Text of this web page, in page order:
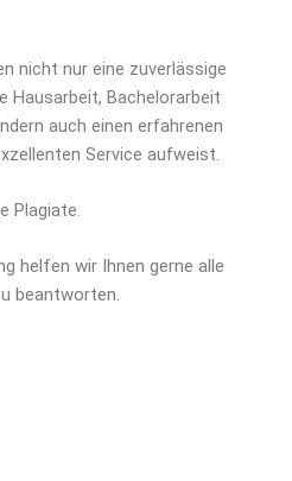
nicht nur eine zuverlässige
Hausarbeit, Bachelorarbeit
auch einen erfahrenen
Service aufweist.
Plagiate.
helfen wir Ihnen gerne alle
beantworten.